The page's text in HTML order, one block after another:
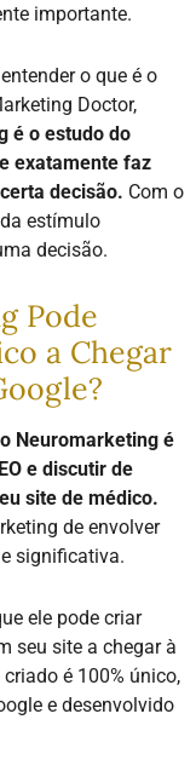
importante.
o que é o
Doctor,
é o estudo do
exatamente faz
decisão. Com o
estímulo
decisão.
Pode
a Chegar
o Neuromarketing é
e discutir de
site de médico.
de envolver
significativa.
ele pode criar
seu site a chegar à
é 100% único,
e desenvolvido